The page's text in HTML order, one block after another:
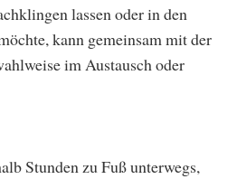
lassen oder in den
kann gemeinsam mit der
im Austausch oder
Stunden zu Fuß unterwegs,